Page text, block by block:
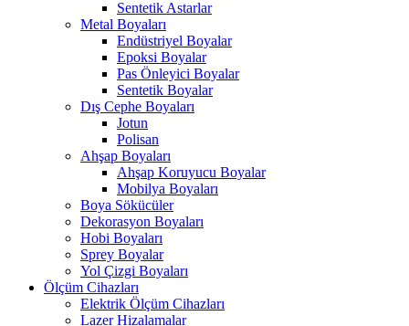
Sentetik Astarlar
Metal Boyaları
Endüstriyel Boyalar
Epoksi Boyalar
Pas Önleyici Boyalar
Sentetik Boyalar
Dış Cephe Boyaları
Jotun
Polisan
Ahşap Boyaları
Ahşap Koruyucu Boyalar
Mobilya Boyaları
Boya Sökücüler
Dekorasyon Boyaları
Hobi Boyaları
Sprey Boyalar
Yol Çizgi Boyaları
Ölçüm Cihazları
Elektrik Ölçüm Cihazları
Lazer Hizalamalar